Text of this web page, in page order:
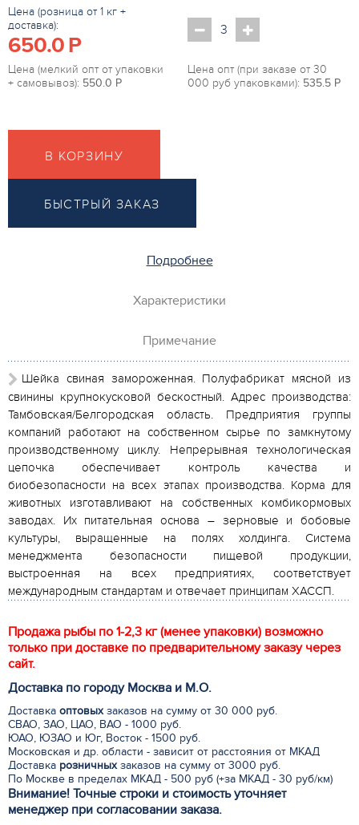
Цена (розница от 1 кг +
доставка):
650.0P
Цена (мелкий опт от упаковки
+ самовывоз): 550.0 P
Цена опт (при заказе от 30
000 руб упаковками): 535.5 P
В КОРЗИНУ
БЫСТРЫЙ ЗАКАЗ
Подробнее
Характеристики
Примечание
Шейка свиная замороженная. Полуфабрикат мясной из
свинины крупнокусковой бескостный. Адрес производства:
Тамбовская/Белгородская область. Предприятия группы
компаний работают на собственном сырье по замкнутому
производственному циклу. Непрерывная технологическая
цепочка обеспечивает контроль качества и
биобезопасности на всех этапах производства. Корма для
животных изготавливают на собственных комбикормовых
заводах. Их питательная основа – зерновые и бобовые
культуры, выращенные на полях холдинга. Система
менеджмента безопасности пищевой продукции,
выстроенная на всех предприятиях, соответствует
международным стандартам и отвечает принципам ХАССП.
Продажа рыбы по 1-2,3 кг (менее упаковки) возможно
только при доставке по предварительному заказу через
сайт.
Доставка по городу Москва и М.О.
Доставка оптовыхзаказов на сумму от 30 000 руб.
СВАО, ЗАО, ЦАО, ВАО - 1000 руб.
ЮАО, ЮЗАО и Юг, Восток - 1500 руб.
Московская и др. области - зависит от расстояния от МКАД
Доставка розничныхзаказов на сумму от 3000 руб.
По Москве в пределах МКАД - 500 руб (+за МКАД - 30 руб/км)
Внимание! Точные строки и стоимость уточняет
менеджер при согласовании заказа.